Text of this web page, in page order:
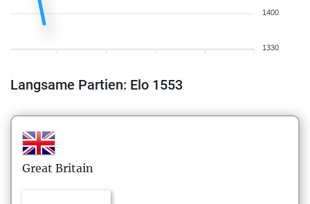
1400
1330
Langsame Partien: Elo 1553
Great Britain